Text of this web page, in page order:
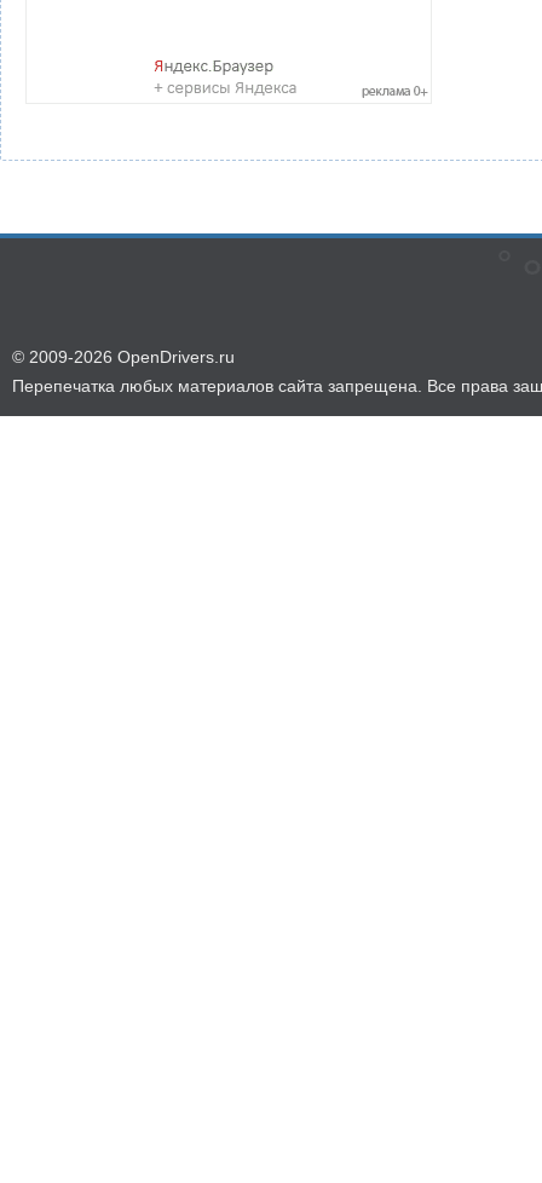
© 2009-2026 OpenDrivers.ru
Перепечатка любых материалов сайта запрещена. Все права